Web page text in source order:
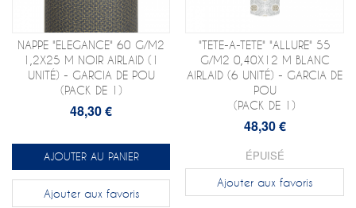
NAPPE "ELEGANCE" 60 G/M2
1,2X25 M NOIR AIRLAID (1
UNITÉ) - GARCIA DE POU
(PACK DE 1)
48,30 €
AJOUTER AU PANIER
Ajouter aux favoris
"TETE-A-TETE" "ALLURE" 55
G/M2 0,40X12 M BLANC
AIRLAID (6 UNITÉ) - GARCIA DE
POU
(PACK DE 1)
48,30 €
ÉPUISÉ
Ajouter aux favoris